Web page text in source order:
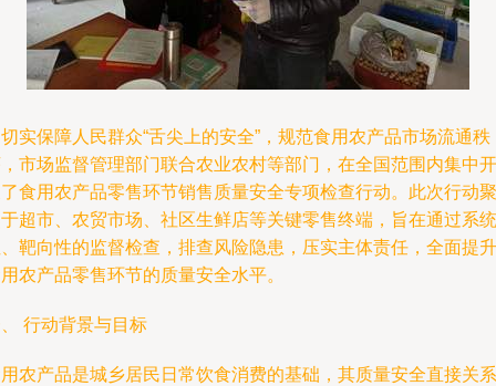
实保障人民群众“舌尖上的安全”，规范食用农产品市场流通秩
市场监督管理部门联合农业农村等部门，在全国范围内集中开
食用农产品零售环节销售质量安全专项检查行动。此次行动聚
超市、农贸市场、社区生鲜店等关键零售终端，旨在通过系统
靶向性的监督检查，排查风险隐患，压实主体责任，全面提升
农产品零售环节的质量安全水平。
行动背景与目标
农产品是城乡居民日常饮食消费的基础，其质量安全直接关系